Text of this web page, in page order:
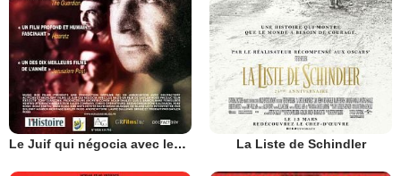
Le Juif qui négocia avec les nazis La Liste de Schindler